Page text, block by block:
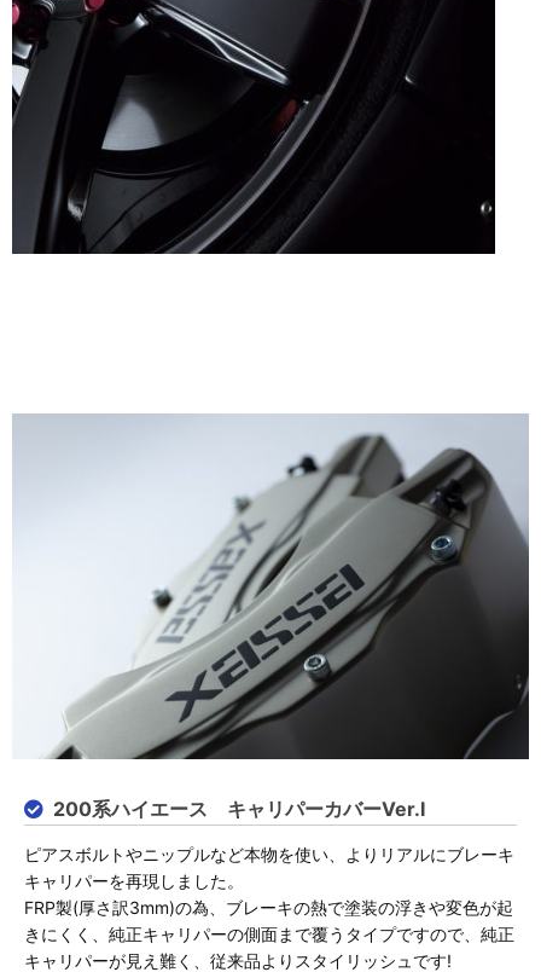
200系ハイエース キャリパーカバーVer.I
ピアスボルトやニップルなど本物を使い、よりリアルにブレーキ
キャリパーを再現しました。
FRP製(厚さ訳3mm)の為、ブレーキの熱で塗装の浮きや変色が起
きにくく、純正キャリパーの側面まで覆うタイプですので、純正
キャリパーが見え難く、従来品よりスタイリッシュです!